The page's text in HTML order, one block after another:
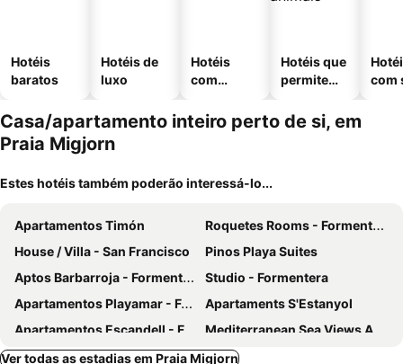
Hotéis
baratos
Hotéis de
luxo
Hotéis
com
Hotéis que
permitem
com
Casa/apartamento inteiro perto de si, em
Praia Migjorn
Estes hotéis também poderão interessá-lo...
Apartamentos Timón
Roquetes Rooms - Formentera Break
House / Villa - San Francisco
Pinos Playa Suites
Aptos Barbarroja - Formentera Break
Studio - Formentera
Apartamentos Playamar - Formentera Break
Apartaments S'Estanyol
Apartamentos Escandell - Formentera Vacaciones
Mediterranean Sea Views Apartment in Huelin
Cavall de Llevant - Formentera Break
Es Pujols Appartamento Elegante
Ver todas as estadias em Praia Migjorn